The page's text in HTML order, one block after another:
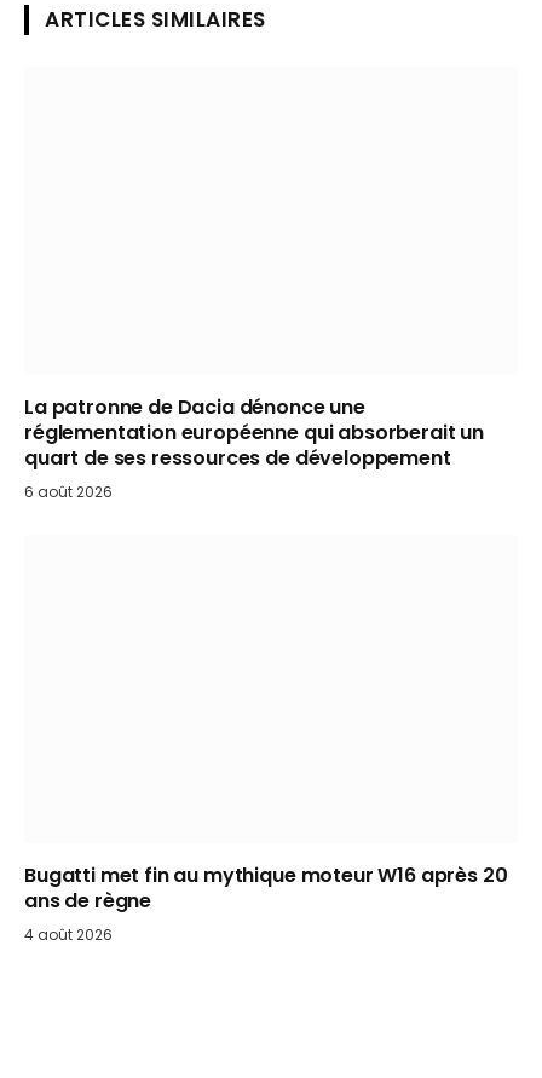
ARTICLES SIMILAIRES
La patronne de Dacia dénonce une
réglementation européenne qui absorberait un
quart de ses ressources de développement
6 août 2026
Bugatti met fin au mythique moteur W16 après 20
ans de règne
4 août 2026